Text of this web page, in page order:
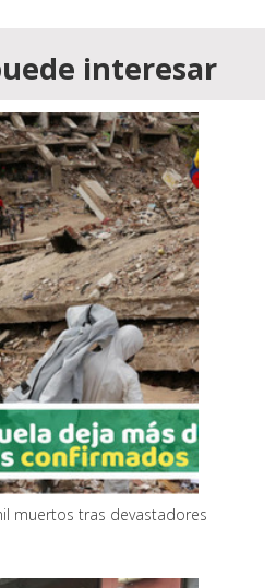
interesar
muertos tras devastadores